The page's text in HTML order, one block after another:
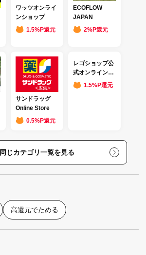
ワッツオンライ
ンショップ
1.5%P還元
ECOFLOW
JAPAN
2%P還元
サンドラッグ
Online Store
0.5%P還元
レゴショップ公
式オンラインス
トア 1.5%P還元
同じカテゴリ一覧を見る
高還元でためる